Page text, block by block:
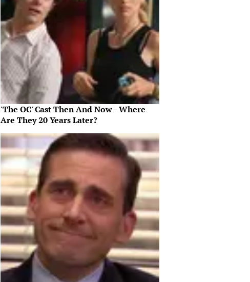
'The OC' Cast Then And Now - Where
Are They 20 Years Later?